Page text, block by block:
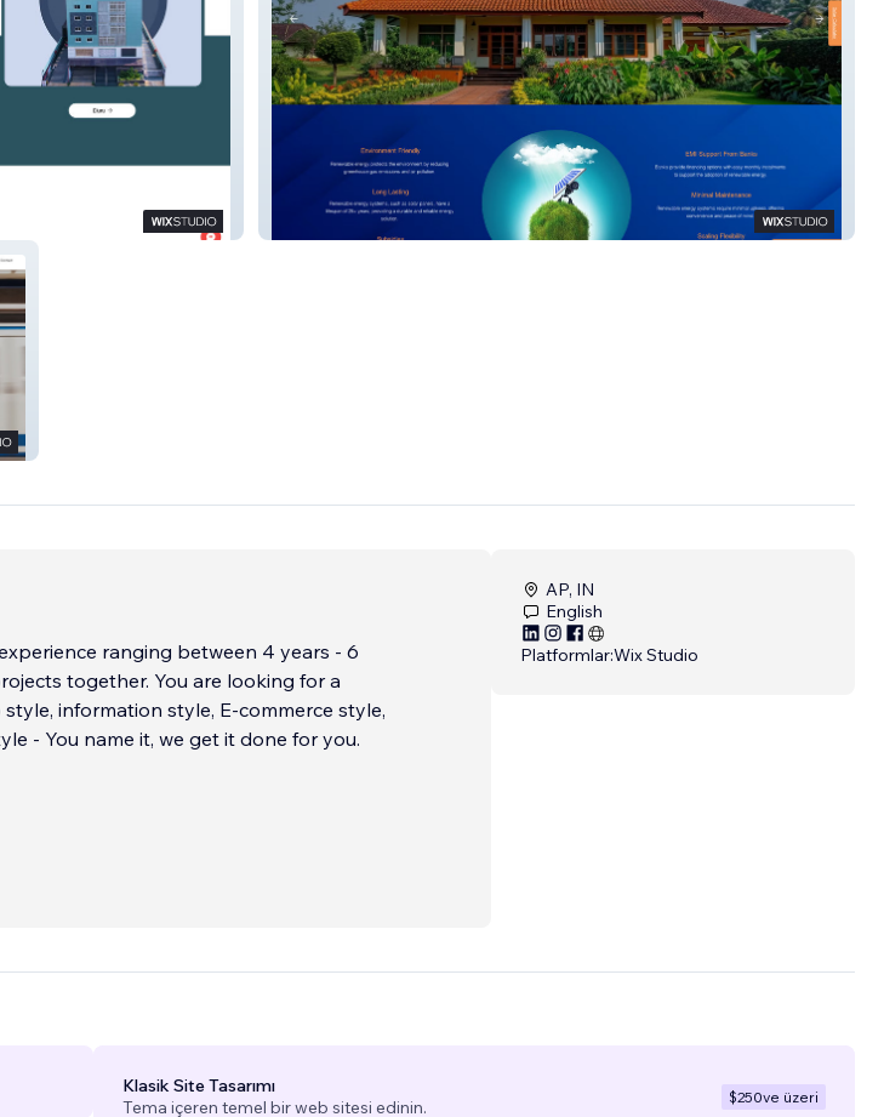
Rayconn Power
ranging between 4 years - 6
together. You are looking for a
information style, E-commerce style,
- You name it, we get it done for you.
AP, IN
English
Platformlar:Wix Studio
Klasik Site Tasarımı
Tema içeren temel bir web sitesi edinin.
$250ve üzeri